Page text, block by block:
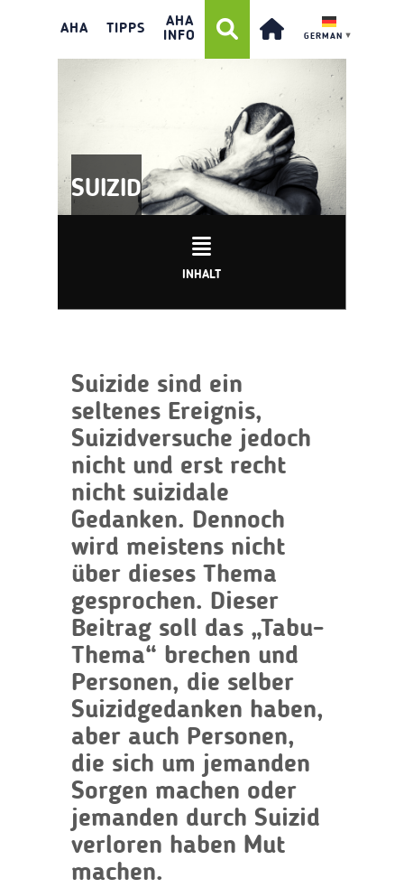
AHA TIPPS
AHA
INFO
GERMAN ▼
SUIZID
INHALT
Suizide sind ein
seltenes Ereignis,
Suizidversuche jedoch
nicht und erst recht
nicht suizidale
Gedanken. Dennoch
wird meistens nicht
über dieses Thema
gesprochen. Dieser
Beitrag soll das „Tabu-
Thema“ brechen und
Personen, die selber
Suizidgedanken haben,
aber auch Personen,
die sich um jemanden
Sorgen machen oder
jemanden durch Suizid
verloren haben Mut
machen.